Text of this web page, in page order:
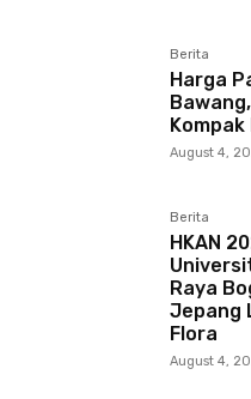
Berita
Harga
Kompak
August 4,
Berita
HKAN
Raya
Jepang
Flora
August 4,